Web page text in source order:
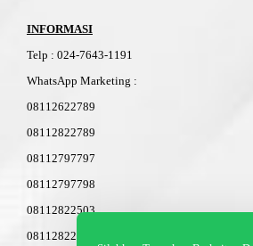
INFORMASI
Telp : 024-7643-1191
WhatsApp Marketing :
08112622789
08112822789
08112797797
08112797798
08112822503
08112822603